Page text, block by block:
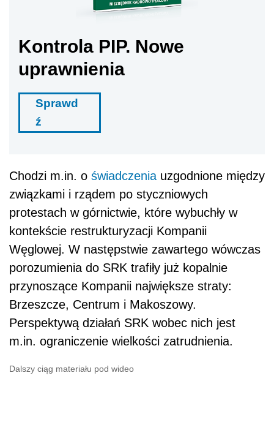
Kontrola PIP. Nowe
uprawnienia
Sprawd
ź
Chodzi m.in. o świadczenia uzgodnione między
związkami i rządem po styczniowych
protestach w górnictwie, które wybuchły w
kontekście restrukturyzacji Kompanii
Węglowej. W następstwie zawartego wówczas
porozumienia do SRK trafiły już kopalnie
przynoszące Kompanii największe straty:
Brzeszcze, Centrum i Makoszowy.
Perspektywą działań SRK wobec nich jest
m.in. ograniczenie wielkości zatrudnienia.
Dalszy ciąg materiału pod wideo